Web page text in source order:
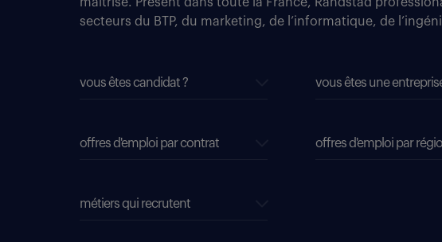
secteurs du BTP, du marketing, de l’informatique, de
vous êtes candidat ? vous êtes une
offres d'emploi par contrat offres d'emploi par
métiers qui recrutent